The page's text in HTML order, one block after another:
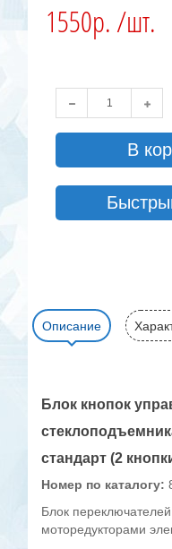
1550р. /шт.
В
Описание
Блок кнопок
стандарт (2
Номер по каталогу:
Блок
моторедукторами